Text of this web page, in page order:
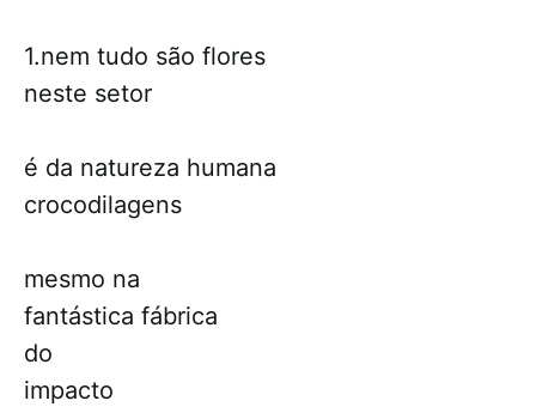
1.nem tudo são flores
neste setor
é da natureza humana
crocodilagens
mesmo na
fantástica fábrica
do
impacto